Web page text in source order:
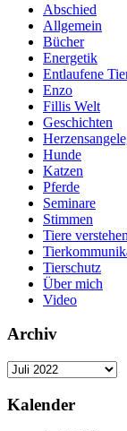
Abschied
Allgemein
Bücher
Energetik
Entlaufene
Enzo
Fillis Welt
Geschichten
Hunde
Katzen
Pferde
Seminare
Stimmen
Tiere
Tierschutz
Über mich
Video
Archiv
Archiv
Kalender